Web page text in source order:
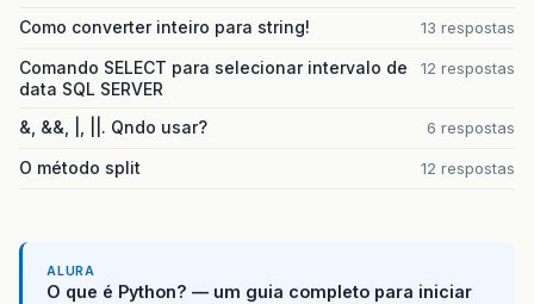
Como converter inteiro para string! 13 respostas
Comando SELECT para selecionar intervalo de
data SQL SERVER
12 respostas
&, &&, |, ||. Qndo usar? 6 respostas
O método split 12 respostas
ALURA
O que é Python? — um guia completo para iniciar